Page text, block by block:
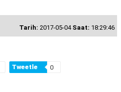
Tarih: 2017-05-04 Saat: 18:29:46
Tweetle
0